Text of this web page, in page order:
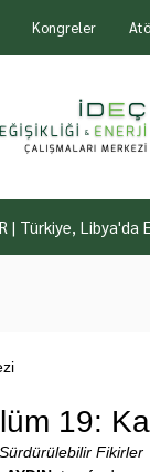
Kongreler
| Türkiye,
19:
Fikirler